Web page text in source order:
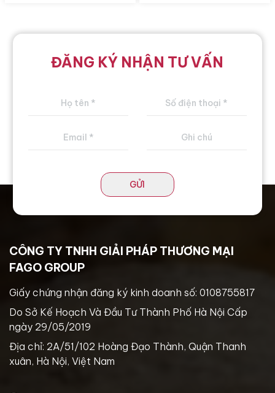
ĐĂNG KÝ NHẬN TƯ VẤN
GỬI
CÔNG TY TNHH GIẢI PHÁP THƯƠNG MẠI
FAGO GROUP
Giấy chứng nhận đăng ký kinh doanh số: 0108755817
Do Sở Kế Hoạch Và Đầu Tư Thành Phố Hà Nội Cấp
ngày 29/05/2019
Địa chỉ: 2A/51/102 Hoàng Đạo Thành, Quận Thanh
xuân, Hà Nội, Việt Nam